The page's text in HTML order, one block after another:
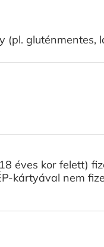
(pl. gluténmentes,
éves kor felett)
kártyával nem